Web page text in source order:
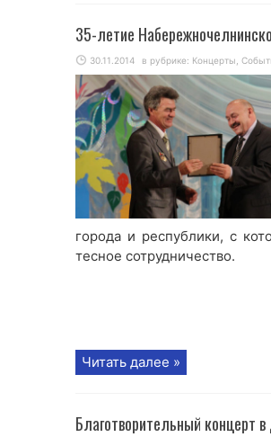
35-летие
30.11.2014 в рубрике: Концерты
города и республики, с
тесное сотрудничество.
Читать далее »
Благотворительный концерт